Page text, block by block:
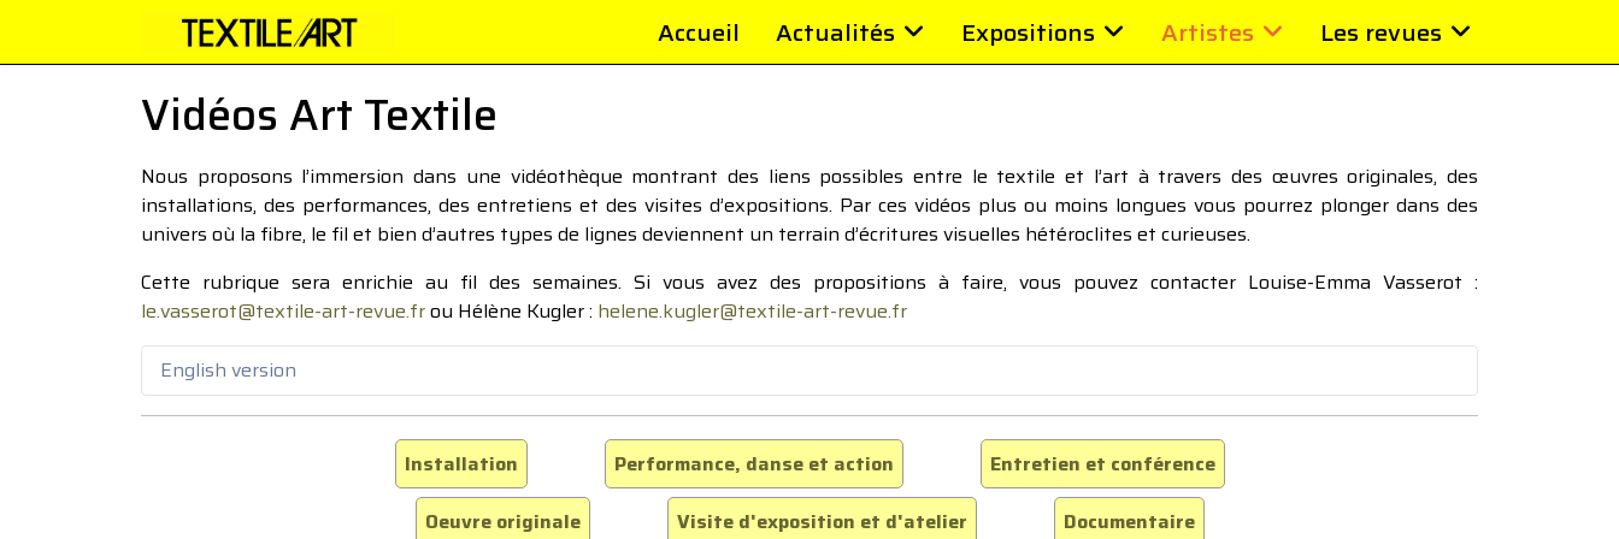
Accueil Actualités Expositions Artistes Les revues
Vidéos Art Textile
Nous proposons l’immersion dans une vidéothèque montrant des liens possibles entre le textile et l’art à travers des œuvres originales, des
installations, des performances, des entretiens et des visites d’expositions. Par ces vidéos plus ou moins longues vous pourrez plonger dans des
univers où la fibre, le fil et bien d’autres types de lignes deviennent un terrain d’écritures visuelles hétéroclites et curieuses.
Cette rubrique sera enrichie au fil des semaines. Si vous avez des propositions à faire, vous pouvez contacter Louise-Emma Vasserot :
le.vasserot@textile-art-revue.frou Hélène Kugler : helene.kugler@textile-art-revue.fr
English version
Installation Performance, danse et action
Entretien et conférence
Oeuvre originale
Visite d'exposition et d'atelier Documentaire